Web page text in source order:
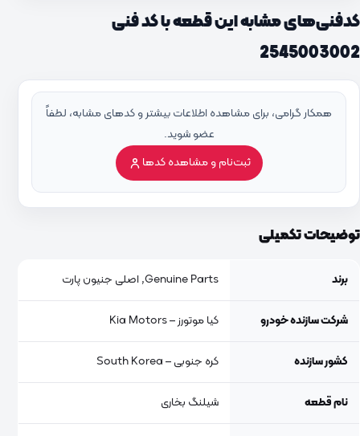
کدفنی‌های مشابه این قطعه با کد فنی
2545003002
همکار گرامی، برای مشاهده اطلاعات بیشتر و کدهای مشابه، لطفاً
عضو شوید.
ثبت‌نام و مشاهده کدها
توضیحات تکمیلی
برند Genuine Parts, اصلی جنیون پارت
شرکت سازنده خودرو کیا موتورز – Kia Motors
کشور سازنده کره جنوبی – South Korea
نام قطعه شیلنگ بخاری